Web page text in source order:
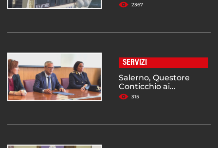
2367
SERVIZI
Salerno, Questore
Conticchio ai...
315